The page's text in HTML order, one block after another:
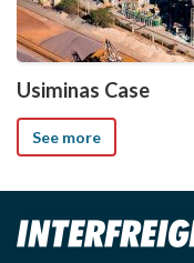
Usiminas Case
See more